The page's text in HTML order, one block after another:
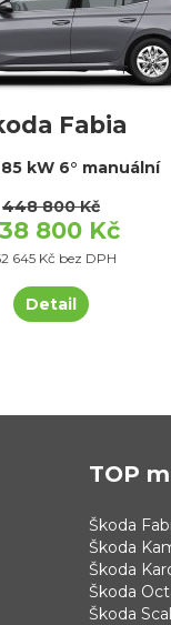
Fabia
85 kW 6° manuální
448 800 Kč
800 Kč
645 Kč bez DPH
Detail
TOP
Škoda
Škoda
Škoda
Škoda
Škoda